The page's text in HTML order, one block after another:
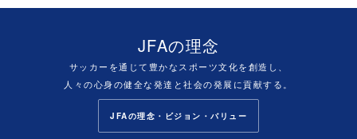
JFAの理念
サッカーを通じて豊かなスポーツ文化を創造し、
人々の心身の健全な発達と社会の発展に貢献する。
JFAの理念・ビジョン・バリュー